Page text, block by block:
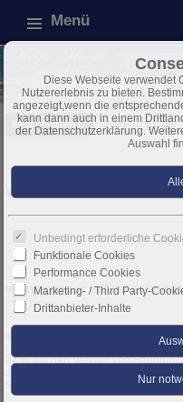
Menü
Informationen Infos für Käufer
Welche Steuern muss
Welche
Mehrwertsteuer (IVA) bzw.
Ist der Verkäufer Unternehmer
21 % auf den Verkauf von
den Verkauf von
Diese Webseite verwendet
Nutzererlebnis zu bieten.
angezeigt,wenn die
kann dann auch in einem
der Datenschutzerklärung.
Auswahl
Unbedingt erforderliche
Funktionale Cookies
Performance Cookies
Marketing- / Third Party-
Drittanbieter-Inhalte